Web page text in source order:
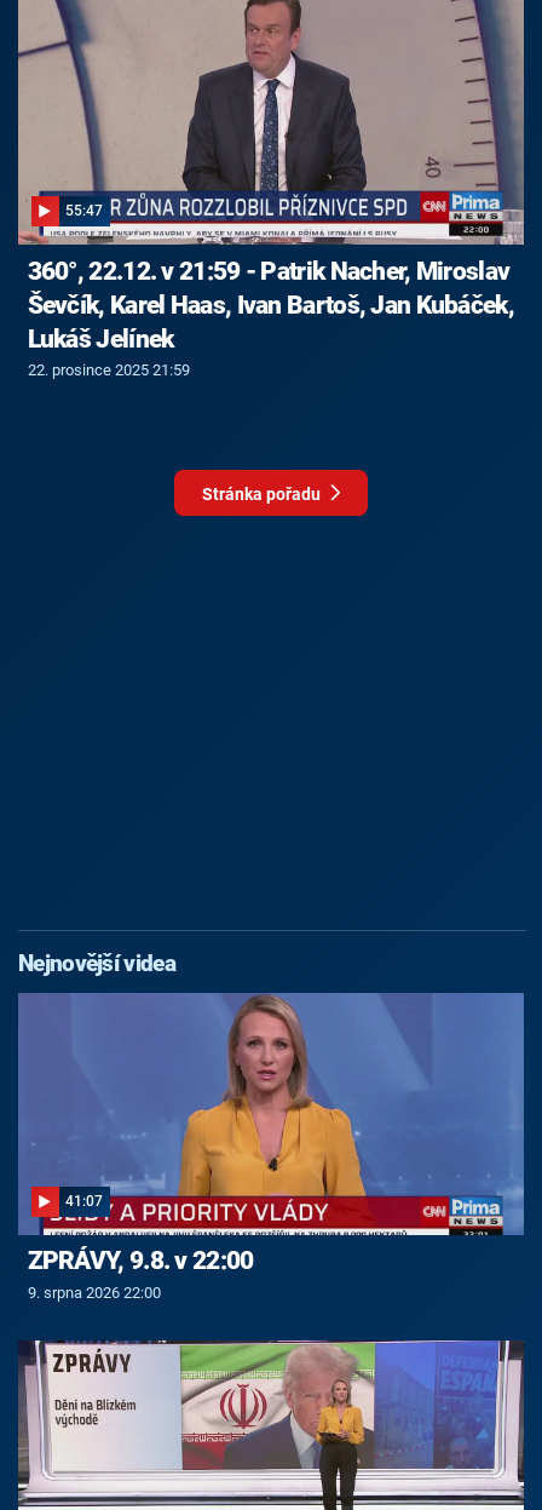
55:47
360°, 22.12. v 21:59 - Patrik Nacher, Miroslav
Ševčík, Karel Haas, Ivan Bartoš, Jan Kubáček,
Lukáš Jelínek
22. prosince 2025 21:59
Stránka pořadu
Nejnovější videa
41:07
ZPRÁVY, 9.8. v 22:00
9. srpna 2026 22:00